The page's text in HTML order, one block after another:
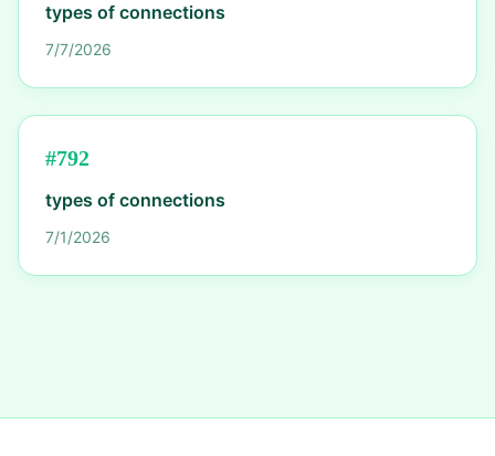
types of connections
7/7/2026
#792
types of connections
7/1/2026